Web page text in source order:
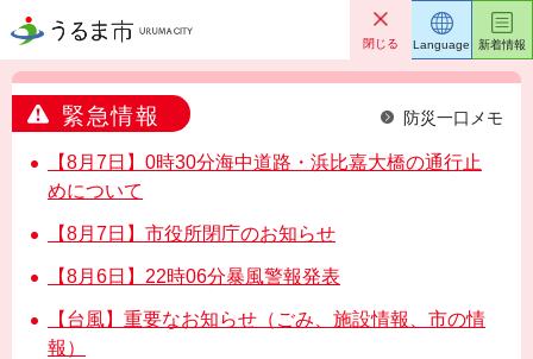
うるま市 閉じる
緊急情報 防災一口メモ
【8月7日】0時30分海中道路・浜比嘉大橋の通行止
めについて
【8月7日】市役所閉庁のお知らせ
【8月6日】22時06分暴風警報発表
【台風】重要なお知らせ（ごみ、施設情報、市の情
報）
Language 新着情報